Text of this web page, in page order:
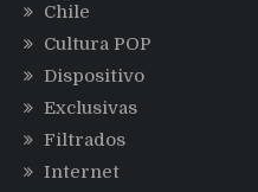
Chile
Cultura POP
Dispositivo
Exclusivas
Filtrados
Internet